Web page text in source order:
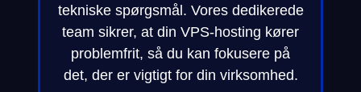
tekniske spørgsmål. Vores dedikerede
team sikrer, at din VPS-hosting kører
problemfrit, så du kan fokusere på
det, der er vigtigt for din virksomhed.